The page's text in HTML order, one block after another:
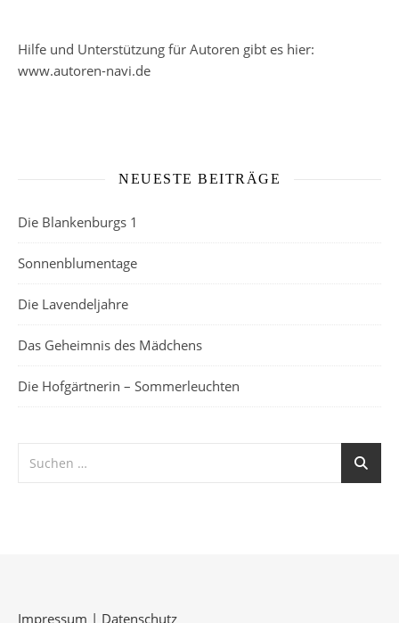
Hilfe und Unterstützung für Autoren gibt es hier:
www.autoren-navi.de
NEUESTE BEITRÄGE
Die Blankenburgs 1
Sonnenblumentage
Die Lavendeljahre
Das Geheimnis des Mädchens
Die Hofgärtnerin – Sommerleuchten
Impressum | Datenschutz